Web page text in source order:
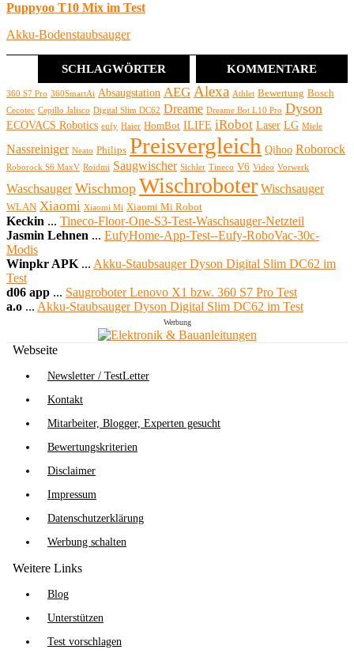
Puppyoo T10 Mix im Test
Akku-Bodenstaubsauger
SCHLAGWÖRTER KOMMENTARE
360 S7 Pro 360SmartAi Absaugstation AEG Alexa Athlet Bewertung Bosch
Cecotec Cepillo Jalisco Digital Slim DC62 Dreame Dreame Bot L10 Pro Dyson
ECOVACS Robotics eufy Haier HomBot ILIFE iRobot Laser LG Miele
Nassreiniger Neato Philips Preisvergleich Qihoo Roborock
Roborock S6 MaxV Roidmi Saugwischer Sichler Tineco V6 Video Vorwerk
Waschsauger Wischmop Wischroboter Wischsauger
WLAN Xiaomi Xiaomi Mi Xiaomi Mi Robot
Keckin ... Tineco-Floor-One-S3-Test-Waschsauger-Netzteil
Jasmin Lehnen ... EufyHome-App-Test--Eufy-RoboVac-30c-
Modis
Winpkr APK ... Akku-Staubsauger Dyson Digital Slim DC62 im
Test
d06 app ... Saugroboter Lenovo X1 bzw. 360 S7 Pro Test
a.o ... Akku-Staubsauger Dyson Digital Slim DC62 im Test
Werbung
Webseite
Newsletter / TestLetter
Kontakt
Mitarbeiter, Blogger, Experten gesucht
Bewertungskriterien
Disclaimer
Impressum
Datenschutzerklärung
Werbung schalten
Weitere Links
Blog
Unterstützen
Test vorschlagen